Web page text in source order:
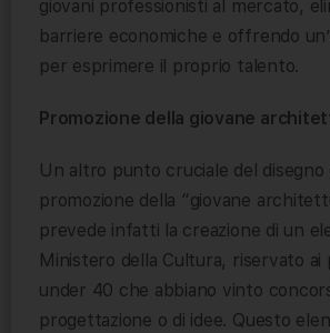
giovani professionisti al mercato,
barriere economiche e offrendo
per esprimere il proprio talento.
Promozione della giovane
Un altro punto cruciale del disegno
promozione della “giovane
prevede infatti la creazione di un
Ministero della Cultura, riservato
under 40 che abbiano vinto
progettazione o di idee. Questo